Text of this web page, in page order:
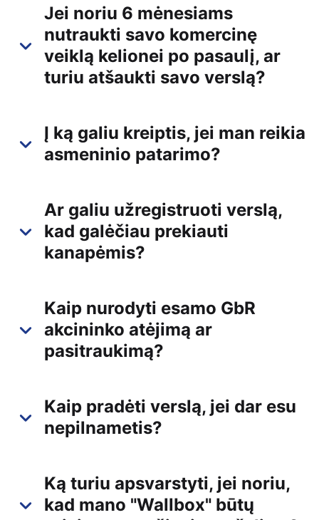
Jei noriu 6 mėnesiams
nutraukti savo komercinę
veiklą kelionei po pasaulį, ar
turiu atšaukti savo verslą?
Į ką galiu kreiptis, jei man reikia
asmeninio patarimo?
Ar galiu užregistruoti verslą,
kad galėčiau prekiauti
kanapėmis?
Kaip nurodyti esamo GbR
akcininko atėjimą ar
pasitraukimą?
Kaip pradėti verslą, jei dar esu
nepilnametis?
Ką turiu apsvarstyti, jei noriu,
kad mano "Wallbox" būtų